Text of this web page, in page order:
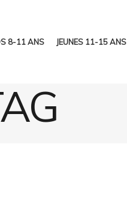
8-11 ANS JEUNES 11-15 ANS